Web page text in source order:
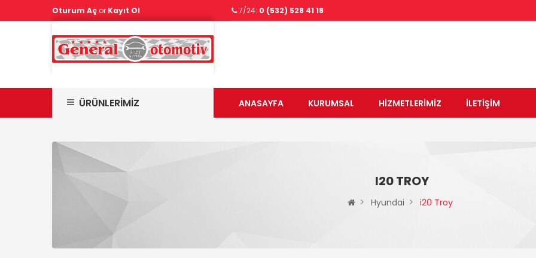
Oturum Açor Kayıt Ol 7/24: 0 (532) 528 41 18
ÜRÜNLERİMİZ ANASAYFA KURUMSAL HİZMETLERİMİZ İLETİŞİM
I20 TROY
Hyundai i20 Troy
VOLKSWAGEN